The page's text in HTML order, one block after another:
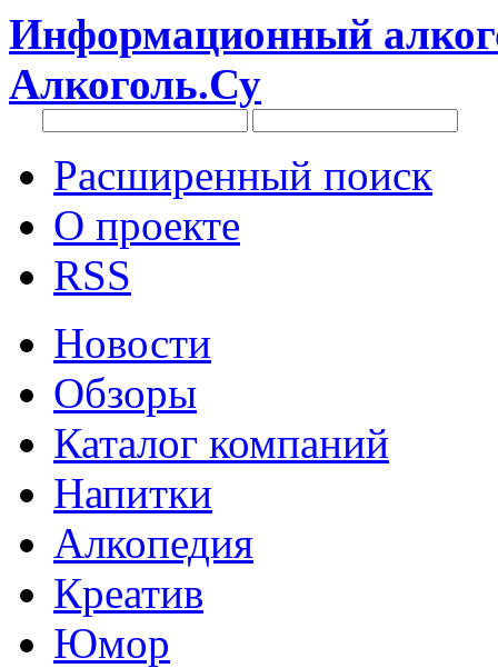
Информационный
Алкоголь.Су
Расширенный поиск
О проекте
RSS
Новости
Обзоры
Каталог компаний
Напитки
Алкопедия
Креатив
Юмор